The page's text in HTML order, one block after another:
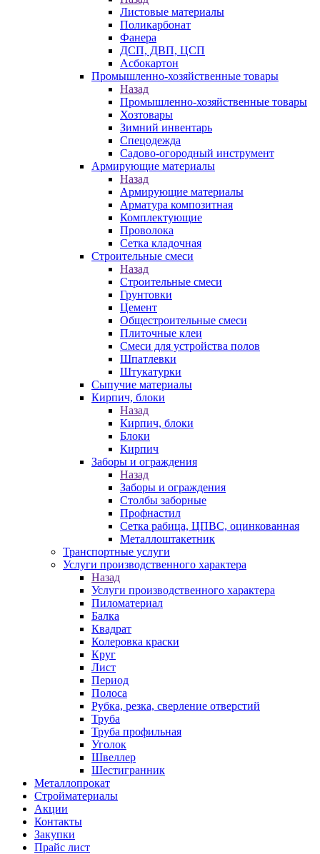
Листовые материалы
Поликарбонат
Фанера
ДСП, ДВП, ЦСП
Асбокартон
Промышленно-хозяйственные товары
Назад
Промышленно-хозяйственные товары
Хозтовары
Зимний инвентарь
Спецодежда
Садово-огородный инструмент
Армирующие материалы
Назад
Армирующие материалы
Арматура композитная
Комплектующие
Проволока
Сетка кладочная
Строительные смеси
Назад
Строительные смеси
Грунтовки
Цемент
Общестроительные смеси
Плиточные клеи
Смеси для устройства полов
Шпатлевки
Штукатурки
Сыпучие материалы
Кирпич, блоки
Назад
Кирпич, блоки
Блоки
Кирпич
Заборы и ограждения
Назад
Заборы и ограждения
Столбы заборные
Профнастил
Сетка рабица, ЦПВС, оцинкованная
Металлоштакетник
Транспортные услуги
Услуги производственного характера
Назад
Услуги производственного характера
Пиломатериал
Балка
Квадрат
Колеровка краски
Круг
Лист
Период
Полоса
Рубка, резка, сверление отверстий
Труба
Труба профильная
Уголок
Швеллер
Шестигранник
Металлопрокат
Стройматериалы
Акции
Контакты
Закупки
Прайс лист